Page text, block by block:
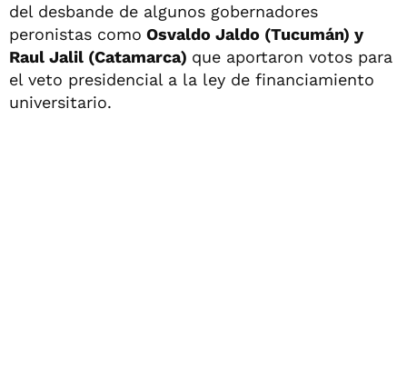
del desbande de algunos gobernadores
peronistas como Osvaldo Jaldo (Tucumán) y
Raul Jalil (Catamarca) que aportaron votos para
el veto presidencial a la ley de financiamiento
universitario.